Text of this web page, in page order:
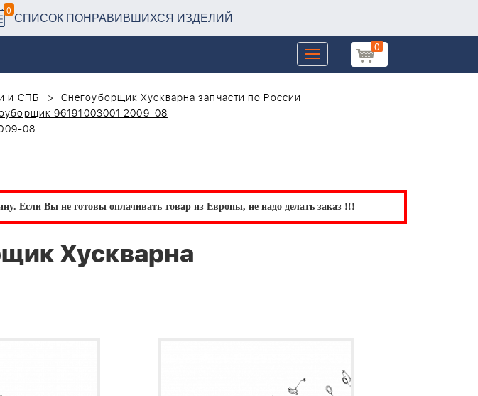
0 СПИСОК ПОНРАВИВШИХСЯ ИЗДЕЛИЙ
0
Toggle
navigation
и СПБ
Снегоуборщик Хускварна запчасти по России
96191003001 2009-08
08
Если Вы не готовы оплачивать товар из Европы, не надо делать заказ !!!
Хускварна